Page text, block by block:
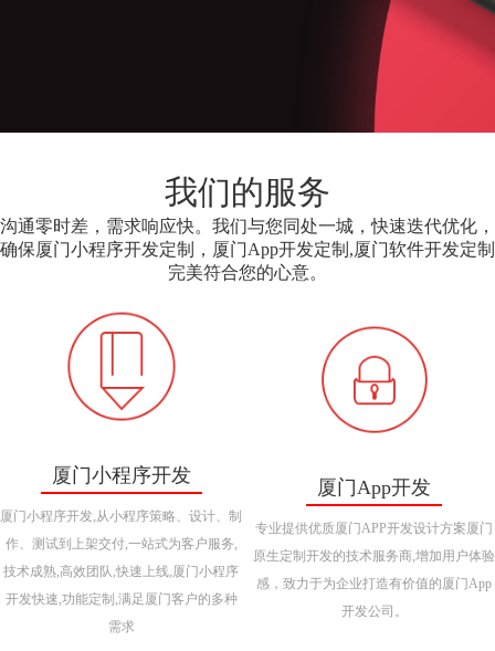
我们的服务
沟通零时差，需求响应快。我们与您同处一城，快速迭代优化，
确保厦门小程序开发定制，厦门App开发定制,厦门软件开发定制
完美符合您的心意。
厦门小程序开发
厦门小程序开发,从小程序策略、设计、制
作、测试到上架交付,一站式为客户服务,
技术成熟,高效团队,快速上线,厦门小程序
开发快速,功能定制,满足厦门客户的多种
需求
厦门App开发
专业提供优质厦门APP开发设计方案厦门
原生定制开发的技术服务商,增加用户体验
感，致力于为企业打造有价值的厦门App
开发公司。